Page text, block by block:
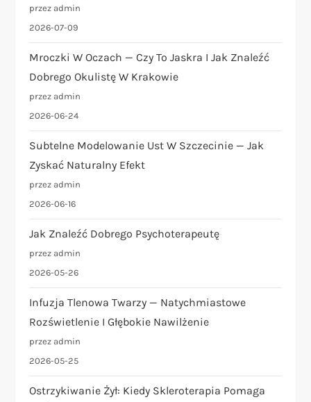
przez admin
2026-07-09
Mroczki W Oczach — Czy To Jaskra I Jak Znaleźć
Dobrego Okulistę W Krakowie
przez admin
2026-06-24
Subtelne Modelowanie Ust W Szczecinie — Jak
Zyskać Naturalny Efekt
przez admin
2026-06-16
Jak Znaleźć Dobrego Psychoterapeutę
przez admin
2026-05-26
Infuzja Tlenowa Twarzy — Natychmiastowe
Rozświetlenie I Głębokie Nawilżenie
przez admin
2026-05-25
Ostrzykiwanie Żył: Kiedy Skleroterapia Pomaga